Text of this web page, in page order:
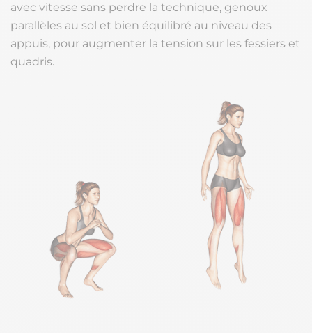
avec vitesse sans perdre la technique, genoux
parallèles au sol et bien équilibré au niveau des
appuis, pour augmenter la tension sur les fessiers et
quadris.